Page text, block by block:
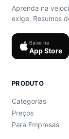
Aprenda na
exige. Resumos
Baixe na
App Store
PRODUTO
Categorias
Preços
Para Empresas